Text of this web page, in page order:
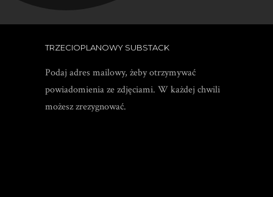
TRZECIOPLANOWY SUBSTACK
Podaj adres mailowy, żeby otrzymywać
powiadomienia ze zdjęciami. W każdej chwili
możesz zrezygnować.